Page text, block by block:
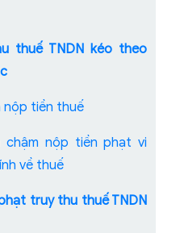
thuế TNDN kéo theo
nộp tiền thuế
chậm nộp tiền phạt vi
về thuế
truy thu thuế TNDN